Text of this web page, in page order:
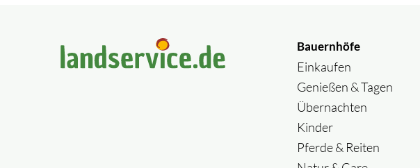
Bauernhöfe
Einkaufen
Genießen & Tagen
Übernachten
Kinder
Pferde & Reiten